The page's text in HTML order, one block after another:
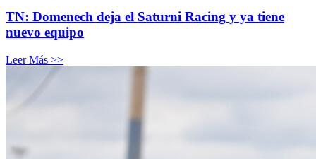
TN: Domenech deja el Saturni Racing y ya tiene
nuevo equipo
Leer Más >>